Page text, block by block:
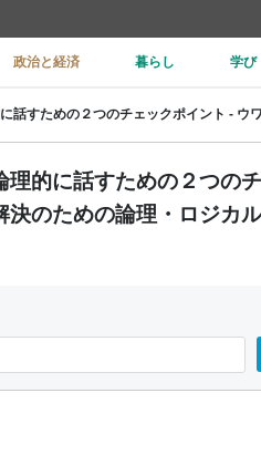
政治と経済 暮らし 学び
理的に話すための２つの
のための論理・ロジカ